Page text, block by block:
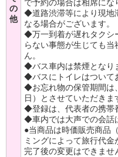
の
他
で予約の場合は相席にな
◆道路渋滞等により現地
なる場合がございます。
◆万一到着が遅れタクシ
らない事態が生じても
ん。
◆バス車内は禁煙となり
◆バスにトイレはついて
◆お忘れ物の保管期間は
日）とさせていただきま
◆登録は、代表者の携帯
◆車内では大声での会話
●当商品は時価販売商品
ミングによって旅行代
完了後の変更はできま